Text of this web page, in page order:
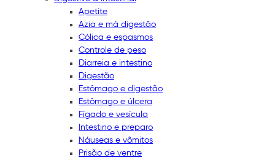
Apetite
Azia e má digestão
Cólica e espasmos
Controle de peso
Diarreia e intestino
Digestão
Estômago e digestão
Estômago e úlcera
Fígado e vesícula
Intestino e preparo
Náuseas e vômitos
Prisão de ventre